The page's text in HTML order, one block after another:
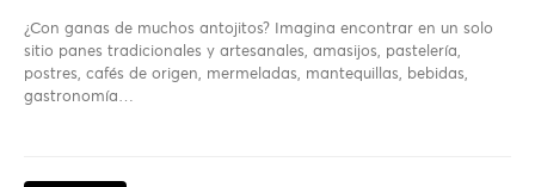
¿Con ganas de muchos antojitos? Imagina encontrar en un solo
sitio panes tradicionales y artesanales, amasijos, pastelería,
postres, cafés de origen, mermeladas, mantequillas, bebidas,
gastronomía…